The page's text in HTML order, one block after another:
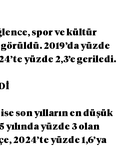
spor ve kültür
2019’da yüzde
yüzde 2,3’e geriledi.
son yılların en düşük
yılında yüzde 3 olan
2024’te yüzde 1,6’ya